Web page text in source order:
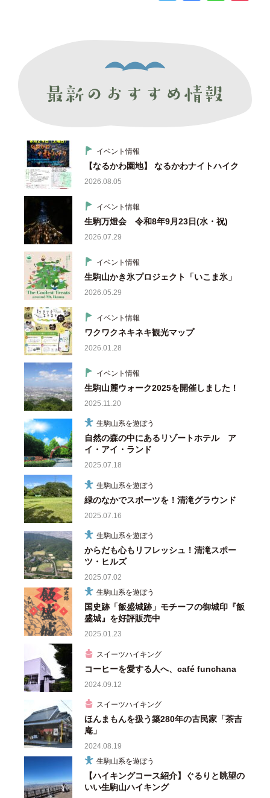
o
o
イベント情報
【なるかわ園地】 なるかわナイトハイク
2026.08.05
イベント情報
生駒万燈会 令和8年9月23日(水・祝)
2026.07.29
イベント情報
生駒山かき氷プロジェクト「いこま氷」
2026.05.29
イベント情報
ワクワクネキネキ観光マップ
2026.01.28
イベント情報
生駒山麓ウォーク2025を開催しました！
2025.11.20
生駒山系を遊ぼう
自然の森の中にあるリゾートホテル ア
イ・アイ・ランド
2025.07.18
生駒山系を遊ぼう
緑のなかでスポーツを！清滝グラウンド
2025.07.16
生駒山系を遊ぼう
からだも心もリフレッシュ！清滝スポー
ツ・ヒルズ
2025.07.02
生駒山系を遊ぼう
国史跡「飯盛城跡」モチーフの御城印『飯
盛城』を好評販売中
2025.01.23
スイーツハイキング
コーヒーを愛する人へ、café funchana
2024.09.12
スイーツハイキング
ほんまもんを扱う築280年の古民家「茶吉
庵」
2024.08.19
生駒山系を遊ぼう
【ハイキングコース紹介】ぐるりと眺望の
いい生駒山ハイキング